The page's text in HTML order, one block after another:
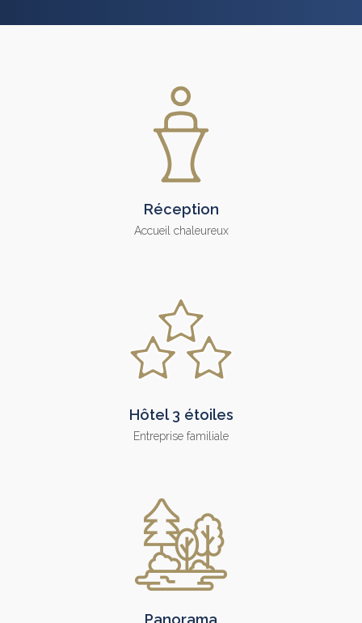
Réception
Accueil chaleureux
Hôtel 3 étoiles
Entreprise familiale